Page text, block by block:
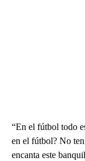
“En el fútbol todo
en el fútbol? No
encanta este